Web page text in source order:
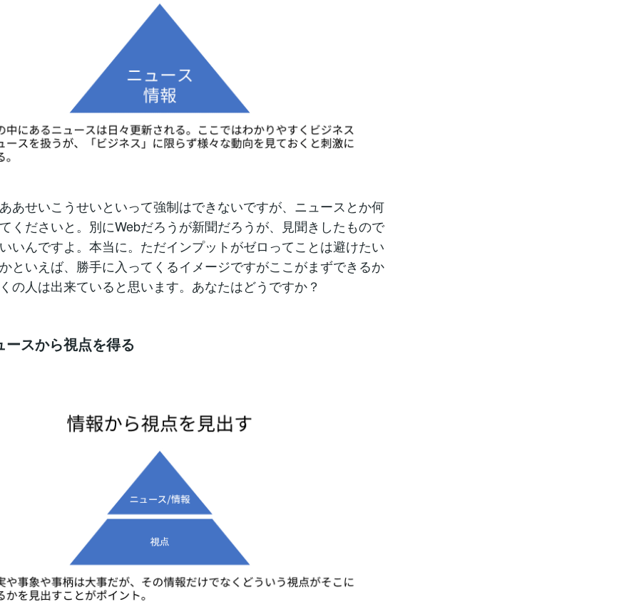
あせいこうせいといって強制はできないですが、ニュースとか何
くださいと。別にWebだろうが新聞だろうが、見聞きしたもので
いんですよ。本当に。ただインプットがゼロってことは避けたい
といえば、勝手に入ってくるイメージですがここがまずできるか
の人は出来ていると思います。あなたはどうですか？
ースから視点を得る